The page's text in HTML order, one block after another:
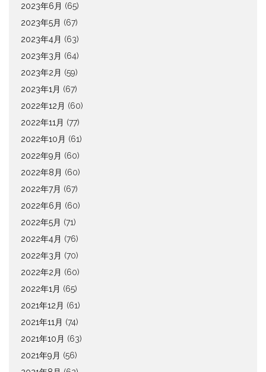
2023年6月 (65)
2023年5月 (67)
2023年4月 (63)
2023年3月 (64)
2023年2月 (59)
2023年1月 (67)
2022年12月 (60)
2022年11月 (77)
2022年10月 (61)
2022年9月 (60)
2022年8月 (60)
2022年7月 (67)
2022年6月 (60)
2022年5月 (71)
2022年4月 (76)
2022年3月 (70)
2022年2月 (60)
2022年1月 (65)
2021年12月 (61)
2021年11月 (74)
2021年10月 (63)
2021年9月 (56)